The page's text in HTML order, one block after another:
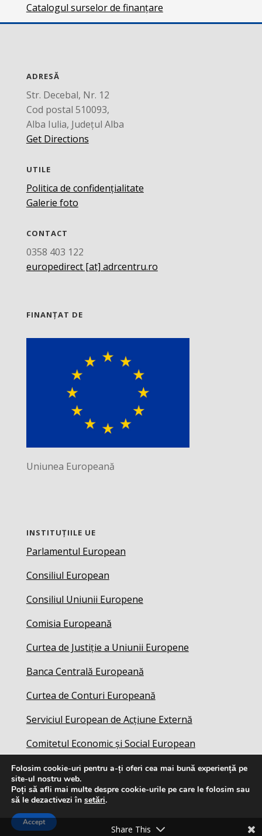
Catalogul surselor de finanțare
ADRESĂ
Str. Decebal, Nr. 12
Cod postal 510093,
Alba Iulia, Județul Alba
Get Directions
UTILE
Politica de confidențialitate
Galerie foto
CONTACT
0358 403 122
europedirect [at] adrcentru.ro
FINANȚAT DE
Uniunea Europeană
INSTITUȚIILE UE
Parlamentul European
Consiliul European
Consiliul Uniunii Europene
Comisia Europeană
Curtea de Justiție a Uniunii Europene
Banca Centrală Europeană
Curtea de Conturi Europeană
Serviciul European de Acțiune Externă
Comitetul Economic și Social European
Folosim cookie-uri pentru a-ți oferi cea mai bună experiență pe
site-ul nostru web.
Poți să afli mai multe despre cookie-urile pe care le folosim sau
să le dezactivezi în setări.
Accept
Share This